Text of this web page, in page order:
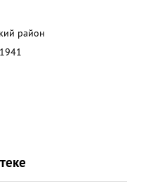
район